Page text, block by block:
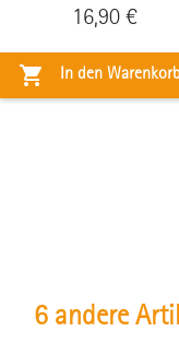
Preis
16,90 €
 In den Warenkorb
6 andere